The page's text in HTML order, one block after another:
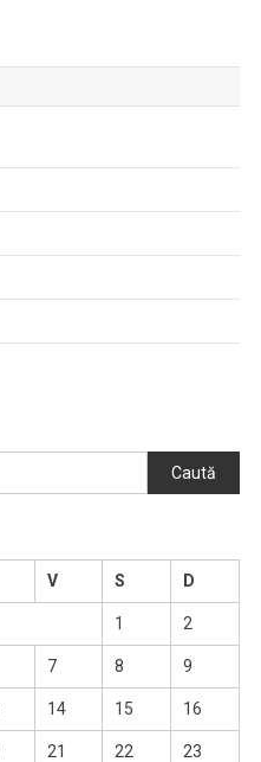
Caută
V S D
1 2
7 8 9
14 15 16
21 22 23